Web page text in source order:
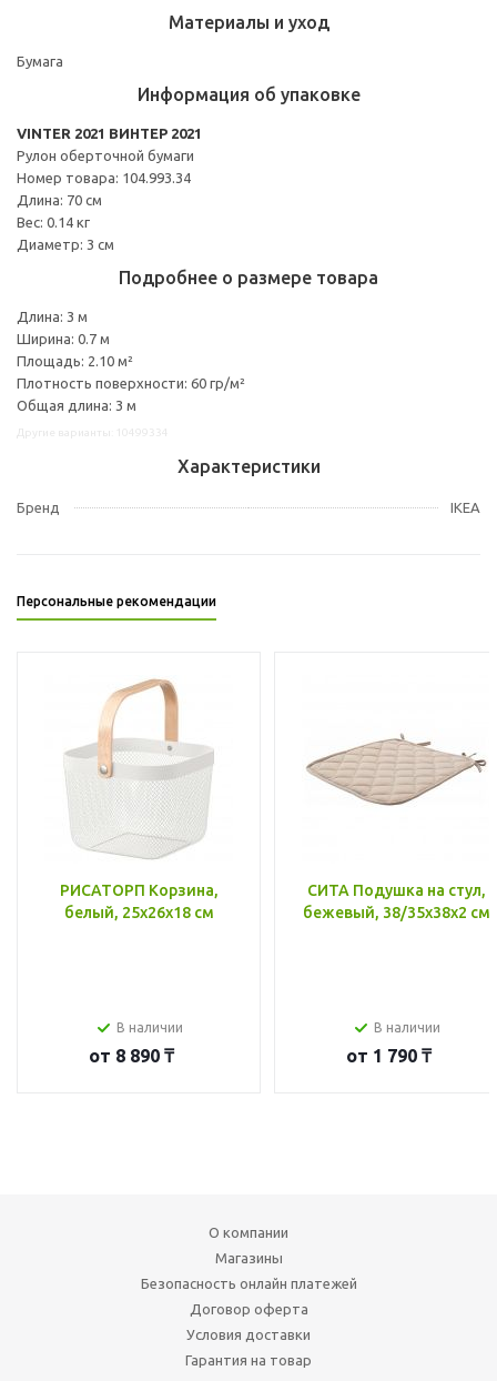
Материалы и уход
Бумага
Информация об упаковке
VINTER 2021 ВИНТЕР 2021
Рулон оберточной бумаги
Номер товара: 104.993.34
Длина: 70 см
Вес: 0.14 кг
Диаметр: 3 см
Подробнее о размере товара
Длина: 3 м
Ширина: 0.7 м
Площадь: 2.10 м²
Плотность поверхности: 60 гр/м²
Общая длина: 3 м
Характеристики
Бренд IKEA
Персональные рекомендации
РИСАТОРП Корзина,
белый, 25x26x18 см
В наличии
от 8 890 ₸
СИТА Подушка на стул,
бежевый, 38/35x38x2 см
В наличии
от 1 790 ₸
О компании
Магазины
Безопасность онлайн платежей
Договор оферта
Условия доставки
Гарантия на товар